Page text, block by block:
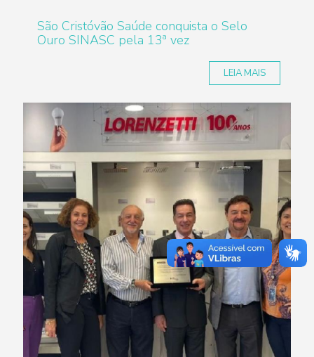
São Cristóvão Saúde conquista o Selo
Ouro SINASC pela 13ª vez
LEIA MAIS